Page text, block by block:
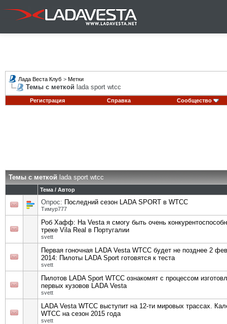
Лада Веста Клуб > Метки
Темы с меткой lada sport wtcc
Регистрация Справка Сообщество
Темы с меткой lada sport wtcc
Тема / Автор
Опрос: Последний сезон LADA SPORT в WTCC
Тимур777
Роб Хафф: На Vesta я смогу быть очень
треке Vila Real в Португалии
svett
Первая гоночная LADA Vesta WTCC будет не позднее 2
2014: Пилоты LADA Sport готовятся к теста
svett
Пилотов LADA Sport WTCC ознакомят с процессом
первых кузовов LADA Vesta
svett
LADA Vesta WTCC выступит на 12-ти мировых трассах.
WTCC на сезон 2015 года
svett